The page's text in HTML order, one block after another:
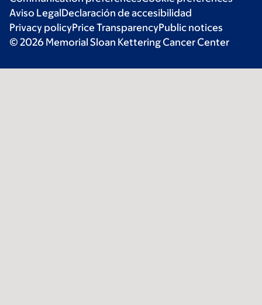
Aviso LegalDeclaración de accesibilidad
Privacy policyPrice TransparencyPublic notices
© 2026 Memorial Sloan Kettering Cancer Center